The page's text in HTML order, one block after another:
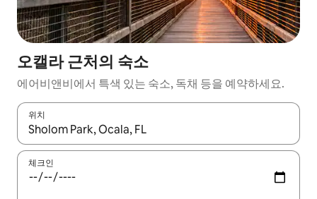
오캘라 근처의 숙소
에어비앤비에서 특색 있는 숙소, 독채 등을 예약하세요.
위치
결과가 나오면 위·아래 화살표 키를 사용하거나 터치 또는 스와이
체크인